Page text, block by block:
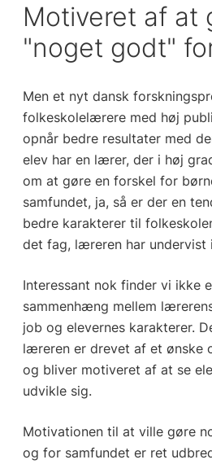
Motiveret af at
"noget godt"
Men et nyt dansk
folkeskolelærere med høj
opnår bedre resultater med
elev har en lærer, der i høj
om at gøre en forskel for
samfundet, ja, så er der en
bedre karakterer til
det fag, læreren har undervist
Interessant nok finder vi ikke
sammenhæng mellem
job og elevernes karakterer.
læreren er drevet af et ønske
og bliver motiveret af at se
udvikle sig.
Motivationen til at ville gøre
og for samfundet er ret